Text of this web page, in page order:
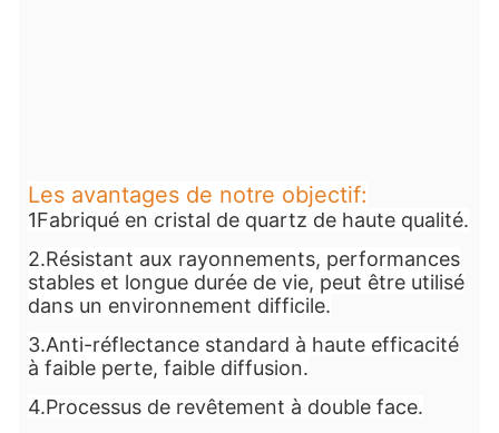
Les avantages de notre objectif:
1Fabriqué en cristal de quartz de haute qualité.
2.Résistant aux rayonnements, performances
stables et longue durée de vie, peut être utilisé
dans un environnement difficile.
3.Anti-réflectance standard à haute efficacité
à faible perte, faible diffusion.
4.Processus de revêtement à double face.